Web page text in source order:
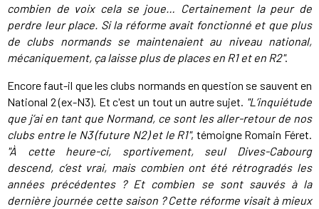
combien de voix cela se joue… Certainement la peur de
perdre leur place. Si la réforme avait fonctionné et que plus
de clubs normands se maintenaient au niveau national,
mécaniquement, ça laisse plus de places en R1 et en R2".
Encore faut-il que les clubs normands en question se sauvent en
National 2 (ex-N3). Et c'est un tout un autre sujet. "L’inquiétude
que j’ai en tant que Normand, ce sont les aller-retour de nos
clubs entre le N3 (future N2) et le R1", témoigne Romain Féret.
"À cette heure-ci, sportivement, seul Dives-Cabourg
descend, c’est vrai, mais combien ont été rétrogradés les
années précédentes ? Et combien se sont sauvés à la
dernière journée cette saison ? Cette réforme visait à mieux